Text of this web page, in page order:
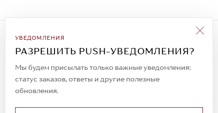
УВЕДОМЛЕНИЯ
РАЗРЕШИТЬ PUSH-УВЕДОМЛЕНИЯ?
Мы будем присылать только важные уведомления:
статус заказов, ответы и другие полезные
обновления.
Подписаться на рассылку
Всегда будьте в курсе новых акций и
спецпредложений!
© 2023. AIT Shoes